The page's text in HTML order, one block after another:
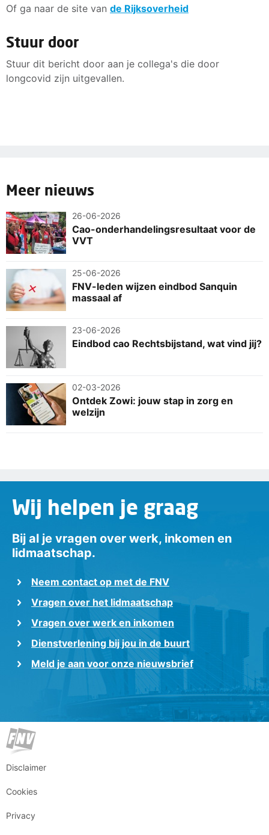
Of ga naar de site van de Rijksoverheid
Stuur door
Stuur dit bericht door aan je collega's die door
longcovid zijn uitgevallen.
Meer nieuws
26-06-2026
Cao-onderhandelingsresultaat voor de
VVT
25-06-2026
FNV-leden wijzen eindbod Sanquin
massaal af
23-06-2026
Eindbod cao Rechtsbijstand, wat vind jij?
02-03-2026
Ontdek Zowi: jouw stap in zorg en
welzijn
Wij helpen je graag
Bij al je vragen over werk, inkomen en
lidmaatschap.
Neem contact op met de FNV
Vragen over het lidmaatschap
Vragen over werk en inkomen
Dienstverlening bij jou in de buurt
Meld je aan voor onze nieuwsbrief
Disclaimer
Cookies
Privacy